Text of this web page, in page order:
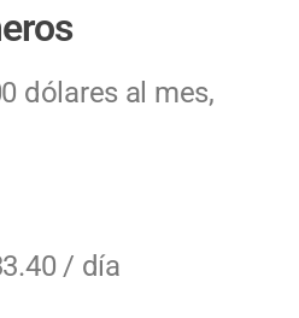
dólares al mes,
/ día